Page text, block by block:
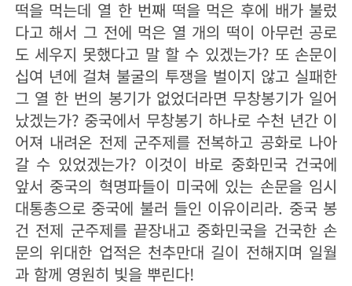
떡을 먹는데 열 한 번째 떡을 먹은 후에 배가 불렀
다고 해서 그 전에 먹은 열 개의 떡이 아무런 공로
도 세우지 못했다고 말 할 수 있겠는가? 또 손문이
십여 년에 걸쳐 불굴의 투쟁을 벌이지 않고 실패한
그 열 한 번의 봉기가 없었더라면 무창봉기가 일어
났겠는가? 중국에서 무창봉기 하나로 수천 년간 이
어져 내려온 전제 군주제를 전복하고 공화로 나아
갈 수 있었겠는가? 이것이 바로 중화민국 건국에
앞서 중국의 혁명파들이 미국에 있는 손문을 임시
대통총으로 중국에 불러 들인 이유이리라. 중국 봉
건 전제 군주제를 끝장내고 중화민국을 건국한 손
문의 위대한 업적은 천추만대 길이 전해지며 일월
과 함께 영원히 빛을 뿌린다!